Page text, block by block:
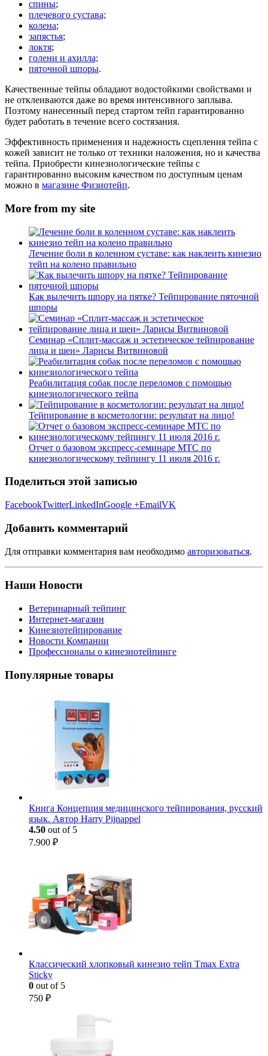
спины;
плечевого сустава;
колена;
запястья;
локтя;
голени и ахилла;
пяточной шпоры.
Качественные тейпы обладают водостойкими свойствами и
не отклеиваются даже во время интенсивного заплыва.
Поэтому нанесенный перед стартом тейп гарантированно
будет работать в течение всего состязания.
Эффективность применения и надежность сцепления тейпа с
кожей зависит не только от техники наложения, но и качества
тейпа. Приобрести кинезиологические тейпы с
гарантированно высоким качеством по доступным ценам
можно в магазине Физиотейп.
More from my site
Лечение боли в коленном суставе: как наклеить кинезио
тейп на колено правильно
Как вылечить шпору на пятке? Тейпирование пяточной
шпоры
Семинар «Сплит-массаж и эстетическое тейпирование
лица и шеи» Ларисы Витвиновой
Реабилитация собак после переломов с помощью
кинезиологического тейпа
Тейпирование в косметологии: результат на лицо!
Отчет о базовом экспресс-семинаре MTC по
кинезиологическому тейпингу 11 июля 2016 г.
Поделиться этой записью
FacebookTwitterLinkedInGoogle +EmailVK
Добавить комментарий
Для отправки комментария вам необходимо авторизоваться.
Наши Новости
Ветеринарный тейпинг
Интернет-магазин
Кинезиотейпирование
Новости Компании
Профессионалы о кинезиотейпинге
Популярные товары
Книга Концепция медицинского тейпирования, русский
язык. Автор Harry Pijnappel
4.50 out of 5
7.900 ₽
Классический хлопковый кинезио тейп Tmax Extra
Sticky
0 out of 5
750 ₽